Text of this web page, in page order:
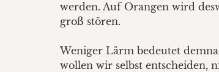
werden. Auf Orangen wird
groß stören.
Weniger Lärm bedeutet
wollen wir selbst entscheiden,